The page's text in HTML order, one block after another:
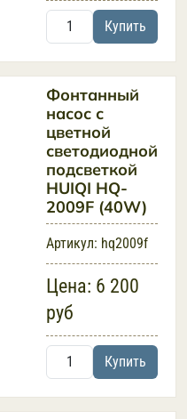
Купить
Фонтанный
насос с
цветной
светодиодной
подсветкой
HUIQI HQ-
2009F (40W)
Артикул: hq2009f
Цена: 6 200
руб
Купить